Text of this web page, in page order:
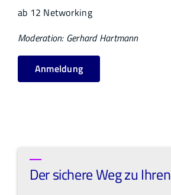
ab 12 Networking
Moderation: Gerhard Hartmann
Anmeldung
Der sichere Weg zu Ihren